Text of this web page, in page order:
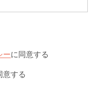
ーに同意する
意する